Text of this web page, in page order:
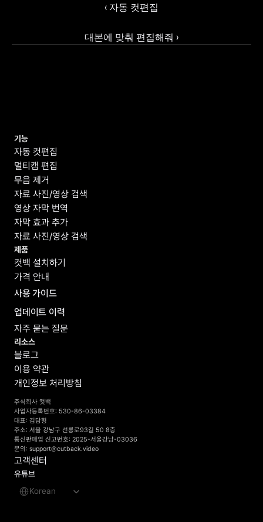
‹ 자동 컷편집
대본에 맞춰 편집해줘 ›
이용 약관
개인정보 처리방침
주식회사 컷백
사업자등록번호: 530-86-03384
대표: 김담형
주소: 서울 강남구 선릉로93길 50 8층
통신판매업 신고번호: 2025-서울강남-03036
문의: support@cutback.video
기능
자동 컷편집
멀티캠 편집
무음 제거
자료 사진/영상 검색
영상 자막 번역
자막 효과 추가
자료 사진/영상 검색
제품
컷백 설치하기
가격 안내
사용 가이드
업데이트 이력
자주 묻는 질문
리소스
블로그
고객센터
유튜브
Korean